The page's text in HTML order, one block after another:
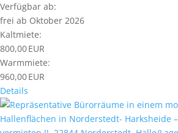
Verfügbar ab:
frei ab Oktober 2026
Kaltmiete:
800,00 EUR
Warmmiete:
960,00 EUR
Details